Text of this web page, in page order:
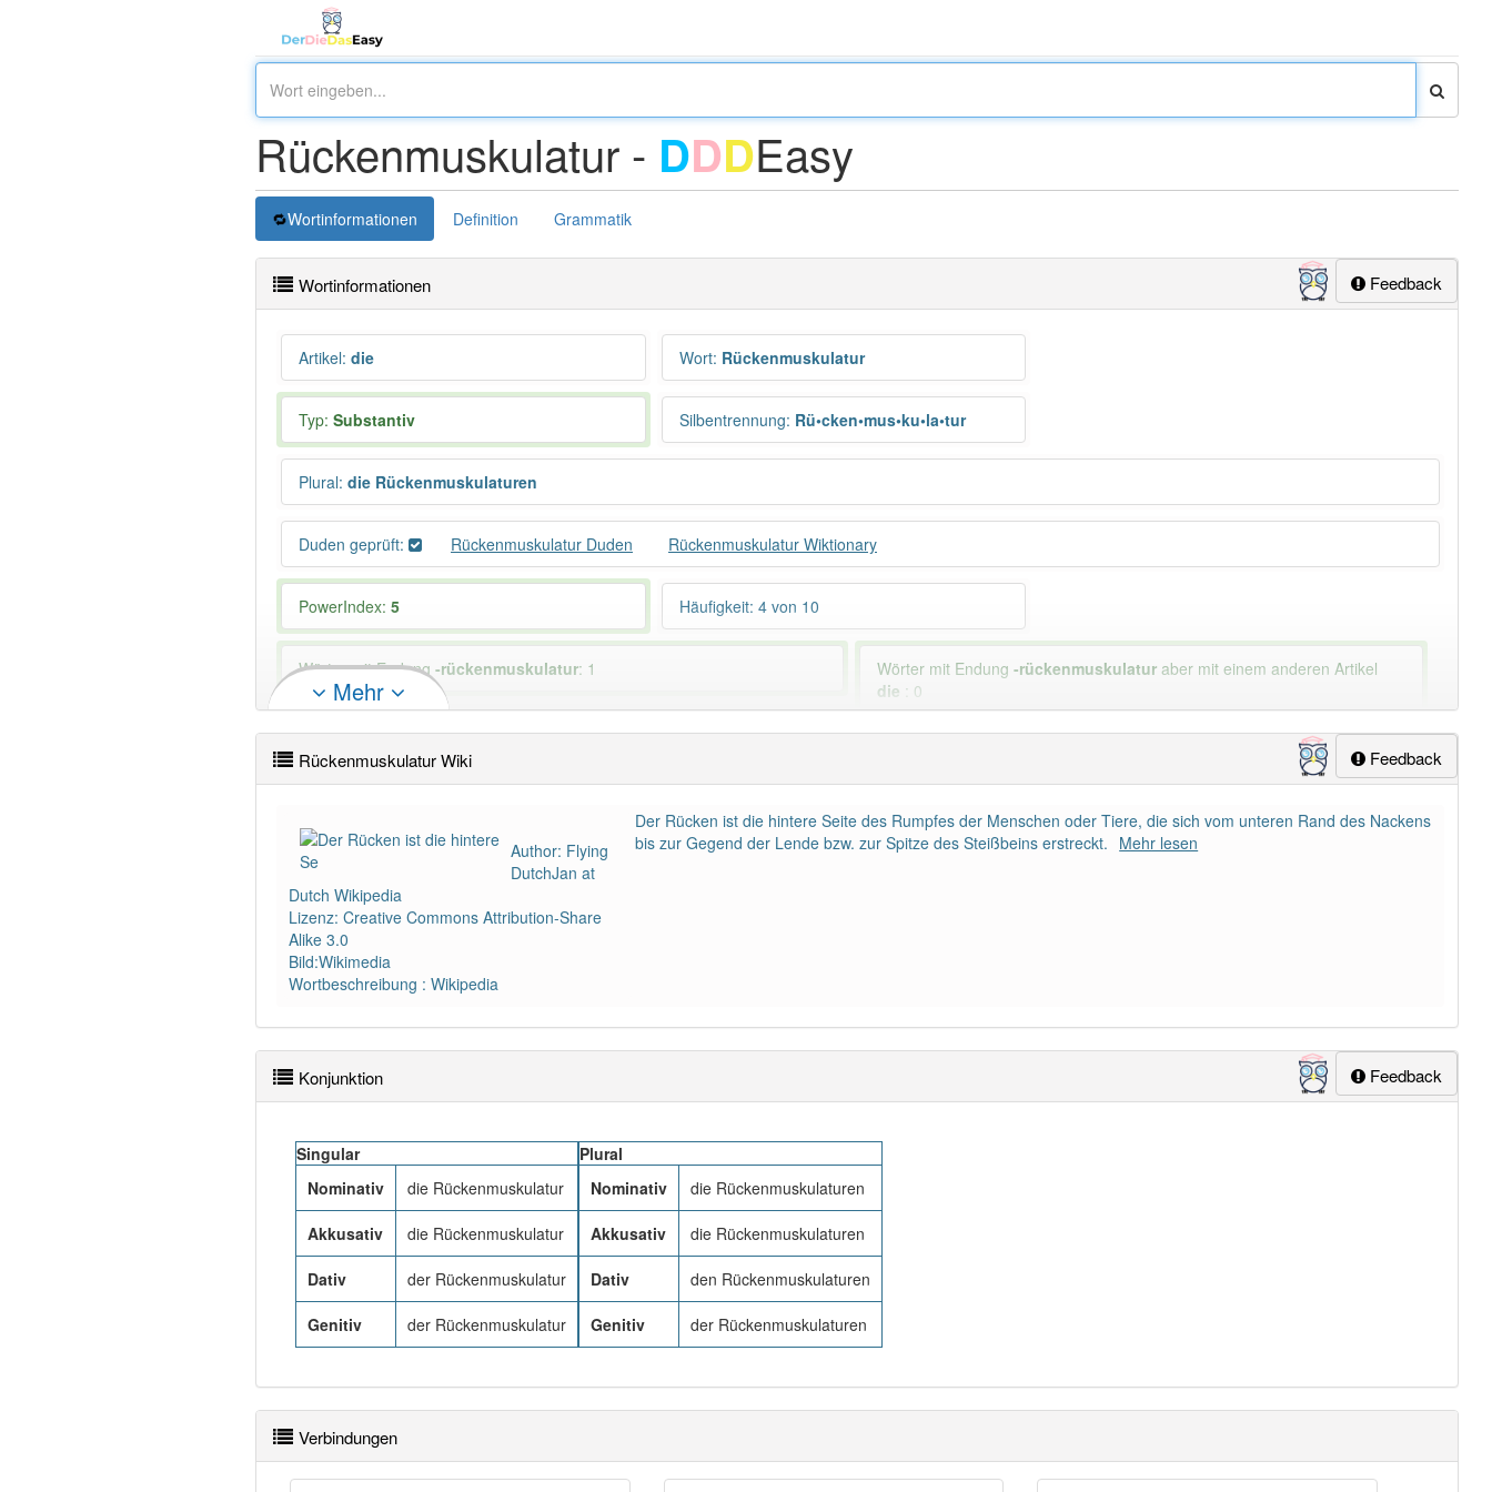
Rückenmuskulatur - DDDEasy
Wortinformationen Definition Grammatik
Feedback
Wortinformationen
Artikel: die Wort: Rückenmuskulatur
Typ: Substantiv Silbentrennung: Rü•cken•mus•ku•la•tur
Plural: die Rückenmuskulaturen
Duden geprüft: Rückenmuskulatur Duden Rückenmuskulatur Wiktionary
PowerIndex: 5 Häufigkeit: 4 von 10
Wörter mit Endung -rückenmuskulatur: 1 Wörter mit Endung-rückenmuskulatur aber mit einem anderen Artikel
die : 0
94% unserer Spielapp-Nutzer haben den Artikel korrekt erraten.
Mehr
Feedback
Rückenmuskulatur Wiki
Author: Flying
DutchJan at
Dutch Wikipedia
Lizenz: Creative Commons Attribution-Share
Alike 3.0
Bild:Wikimedia
Wortbeschreibung : Wikipedia
Der Rücken ist die hintere Seite des Rumpfes der Menschen oder Tiere, die sich vom unteren Rand des Nackens
bis zur Gegend der Lende bzw. zur Spitze des Steißbeins erstreckt. Mehr lesen
Feedback
Konjunktion
Singular
Nominativ
die Rückenmuskulatur
Akkusativ die Rückenmuskulatur
Dativ der Rückenmuskulatur
Genitiv der Rückenmuskulatur
Plural
Nominativ
die Rückenmuskulaturen
Akkusativ die Rückenmuskulaturen
Dativ den Rückenmuskulaturen
Genitiv der Rückenmuskulaturen
Verbindungen